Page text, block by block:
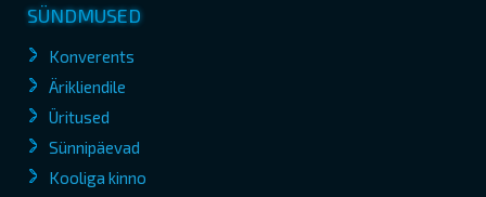
SÜNDMUSED
Konverents
Ärikliendile
Üritused
Sünnipäevad
Kooliga kinno